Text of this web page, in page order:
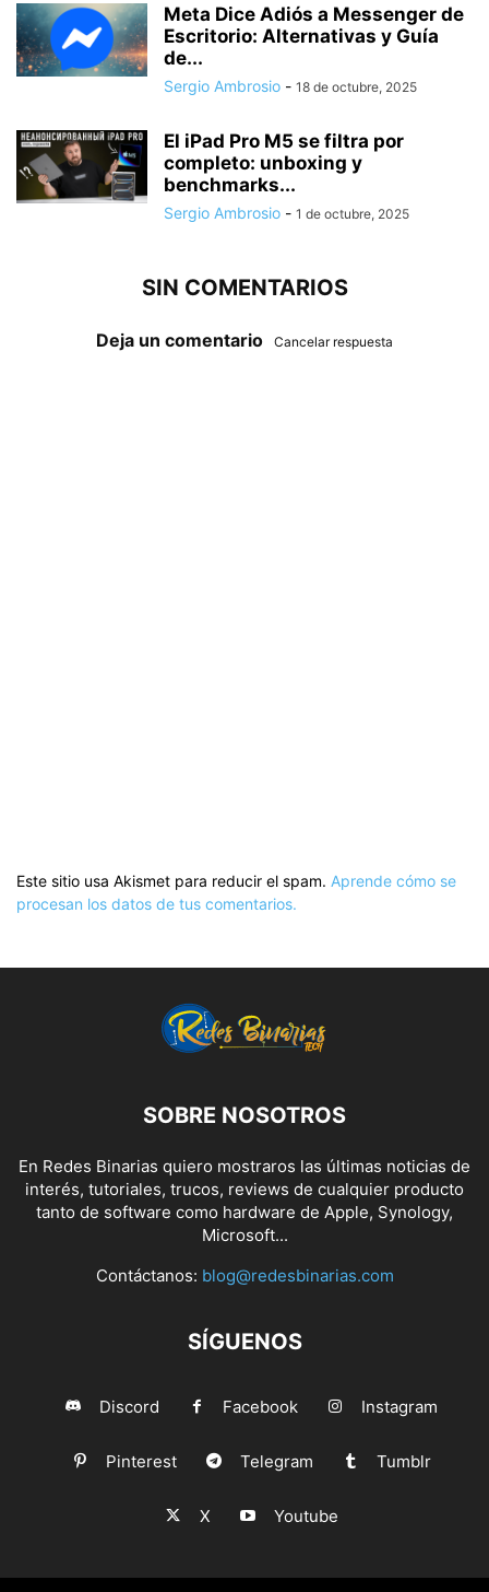
Meta Dice Adiós a Messenger de
Escritorio: Alternativas y Guía
de...
Sergio Ambrosio - 18 de octubre, 2025
El iPad Pro M5 se filtra por
completo: unboxing y
benchmarks...
Sergio Ambrosio - 1 de octubre, 2025
SIN COMENTARIOS
Deja un comentario Cancelar respuesta
Este sitio usa Akismet para reducir el spam. Aprende cómo se
procesan los datos de tus comentarios.
SOBRE NOSOTROS
En Redes Binarias quiero mostraros las últimas noticias de
interés, tutoriales, trucos, reviews de cualquier producto
tanto de software como hardware de Apple, Synology,
Microsoft...
Contáctanos: blog@redesbinarias.com
SÍGUENOS
Discord Facebook Instagram
Pinterest Telegram Tumblr
X Youtube